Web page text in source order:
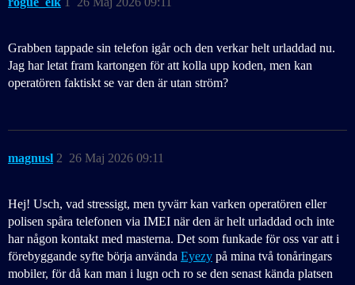
Grabben tappade sin telefon igår och den verkar helt urladdad nu.
Jag har letat fram kartongen för att kolla upp koden, men kan
operatören faktiskt se var den är utan ström?
magnusl 26 Maj 2026 09:11
2
Hej! Usch, vad stressigt, men tyvärr kan varken operatören eller
polisen spåra telefonen via IMEI när den är helt urladdad och inte
har någon kontakt med masterna. Det som funkade för oss var att i
förebyggande syfte börja använda Eyezy på mina två tonåringars
mobiler, för då kan man i lugn och ro se den senast kända platsen